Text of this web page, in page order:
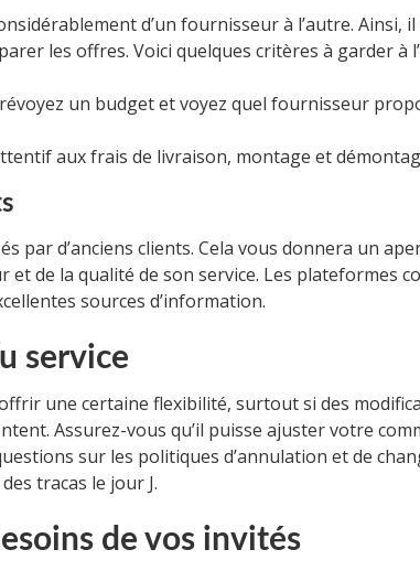
d’un fournisseur à l’autre. Ainsi,
les offres. Voici quelques critères à garder à
un budget et voyez quel fournisseur
aux frais de livraison, montage et
par d’anciens clients. Cela vous donnera un
de la qualité de son service. Les plateformes
sources d’information.
service
une certaine flexibilité, surtout si des
Assurez-vous qu’il puisse ajuster votre
sur les politiques d’annulation et de
tracas le jour J.
de vos invités